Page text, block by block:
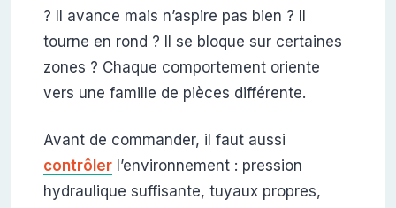
? Il avance mais n’aspire pas bien ? Il
tourne en rond ? Il se bloque sur certaines
zones ? Chaque comportement oriente
vers une famille de pièces différente.
Avant de commander, il faut aussi
contrôlerl’environnement : pression
hydraulique suffisante, tuyaux propres,